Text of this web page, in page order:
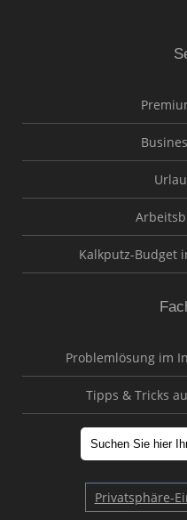
Kalkputz-Budget
Problemlösung im
Tipps & Tricks
Privatsphäre-